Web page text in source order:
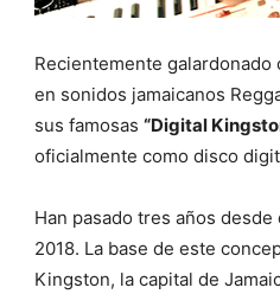
Recientemente
en sonidos jamaicanos
sus famosas “Digital
oficialmente como disco
Han pasado tres años
2018. La base de este
Kingston, la capital de